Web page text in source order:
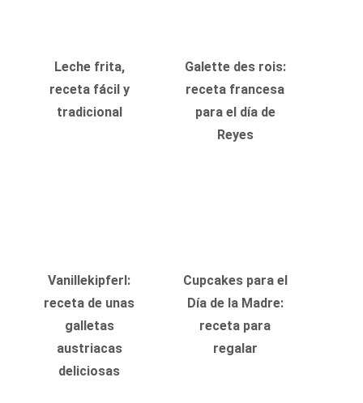
Leche frita,
receta fácil y
tradicional
Galette des rois:
receta francesa
para el día de
Reyes
Vanillekipferl:
receta de unas
galletas
austriacas
deliciosas
Cupcakes para el
Día de la Madre:
receta para
regalar